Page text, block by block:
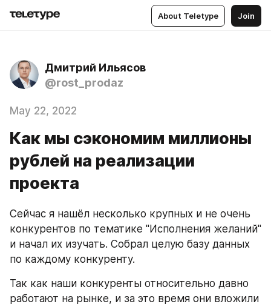
About Teletype Join
Дмитрий Ильясов
@rost_prodaz
May 22, 2022
Как мы сэкономим миллионы
рублей на реализации
проекта
Сейчас я нашёл несколько крупных и не очень
конкурентов по тематике "Исполнения желаний"
и начал их изучать. Собрал целую базу данных
по каждому конкуренту.
Так как наши конкуренты относительно давно
работают на рынке, и за это время они вложили